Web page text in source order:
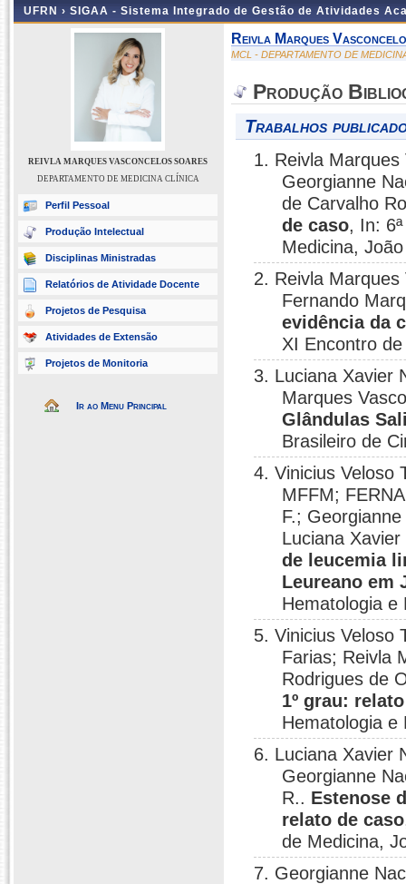
UFRN › SIGAA - Sistema Integrado de Gestão de Atividades
REIVLA MARQUES VASCONCELOS SOARES
DEPARTAMENTO DE MEDICINA CLÍNICA
Perfil Pessoal
Produção Intelectual
Disciplinas Ministradas
Relatórios de Atividade Docente
Projetos de Pesquisa
Atividades de Extensão
Projetos de Monitoria
Ir ao Menu Principal
Reivla Marques
MCL - DEPARTAMENTO DE
Produção
Trabalhos
1. Reivla
Georgianne
de Carvalho
de caso, In:
Medicina,
2. Reivla
Fernando
evidência da
XI Encontro
3. Luciana Xavier
Marques
Glândulas
Brasileiro de
4. Vinicius Veloso
MFFM;
F.;
Luciana
de leucemia
Leureano em
Hematologia e
5. Vinicius Veloso
Farias; Reivla
Rodrigues de
1º grau:
Hematologia e
6. Luciana Xavier
Georgianne
R.. Estenose
relato de caso
de Medicina,
7. Georgianne